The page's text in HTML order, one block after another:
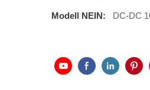
Modell NEIN: DC-DC